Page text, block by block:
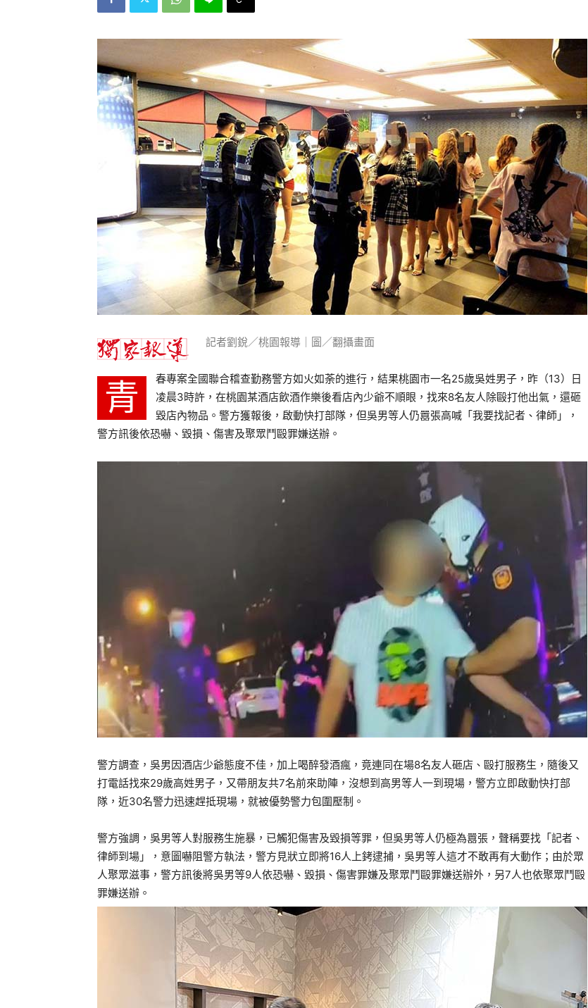
記者劉銳／桃園報導｜圖／翻攝畫面
青
春專案全國聯合稽查勤務警方如火如荼的進行，結果桃園市一名25歲吳姓男子，昨（13）日
凌晨3時許，在桃園某酒店飲酒作樂後看店內少爺不順眼，找來8名友人除毆打他出氣，還砸
毀店內物品。警方獲報後，啟動快打部隊，但吳男等人仍囂張高喊「我要找記者、律師」，
警方訊後依恐嚇、毀損、傷害及聚眾鬥毆罪嫌送辦。
警方調查，吳男因酒店少爺態度不佳，加上喝醉發酒瘋，竟連同在場8名友人砸店、毆打服務生，隨後又
打電話找來29歲高姓男子，又帶朋友共7名前來助陣，沒想到高男等人一到現場，警方立即啟動快打部
隊，近30名警力迅速趕抵現場，就被優勢警力包圍壓制。
警方強調，吳男等人對服務生施暴，已觸犯傷害及毀損等罪，但吳男等人仍極為囂張，聲稱要找「記者、
律師到場」，意圖嚇阻警方執法，警方見狀立即將16人上銬逮捕，吳男等人這才不敢再有大動作；由於眾
人聚眾滋事，警方訊後將吳男等9人依恐嚇、毀損、傷害罪嫌及聚眾鬥毆罪嫌送辦外，另7人也依聚眾鬥毆
罪嫌送辦。